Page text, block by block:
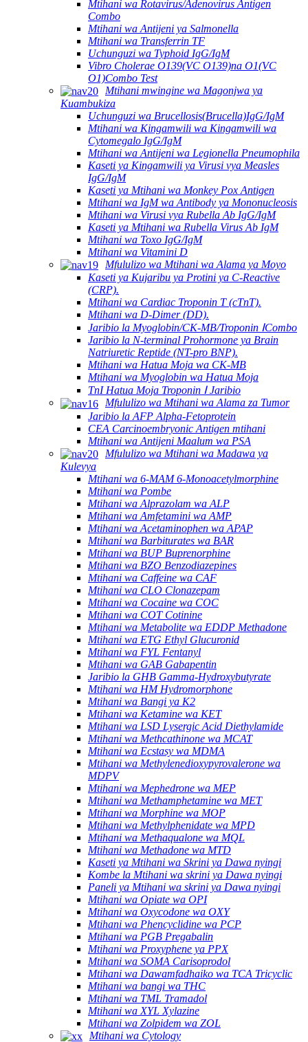
Mtihani wa Rotavirus/Adenovirus Antigen
Combo
Mtihani wa Antijeni ya Salmonella
Mtihani wa Transferrin TF
Uchunguzi wa Typhoid IgG/IgM
Vibro Cholerae O139(VC O139)na O1(VC
O1)Combo Test
Mtihani mwingine wa Magonjwa ya
Kuambukiza
Uchunguzi wa Brucellosis(Brucella)IgG/IgM
Mtihani wa Kingamwili wa Kingamwili wa
Cytomegalo IgG/IgM
Mtihani wa Antijeni wa Legionella Pneumophila
Kaseti ya Kingamwili ya Virusi vya Measles
IgG/IgM
Kaseti ya Mtihani wa Monkey Pox Antigen
Mtihani wa IgM wa Antibody ya Mononucleosis
Mtihani wa Virusi vya Rubella Ab IgG/IgM
Kaseti ya Mtihani wa Rubella Virus Ab IgM
Mtihani wa Toxo IgG/IgM
Mtihani wa Vitamini D
Mfululizo wa Mtihani wa Alama ya Moyo
Kaseti ya Kujaribu ya Protini ya C-Reactive
(CRP).
Mtihani wa Cardiac Troponin T (cTnT).
Mtihani wa D-Dimer (DD).
Jaribio la Myoglobin/CK-MB/Troponin ⅠCombo
Jaribio la N-terminal Prohormone ya Brain
Natriuretic Reptide (NT-pro BNP).
Mtihani wa Hatua Moja wa CK-MB
Mtihani wa Myoglobin wa Hatua Moja
TnI Hatua Moja Troponin Ⅰ Jaribio
Mfululizo wa Mtihani wa Alama za Tumor
Jaribio la AFP Alpha-Fetoprotein
CEA Carcinoembryonic Antigen mtihani
Mtihani wa Antijeni Maalum wa PSA
Mfululizo wa Mtihani wa Madawa ya
Kulevya
Mtihani wa 6-MAM 6-Monoacetylmorphine
Mtihani wa Pombe
Mtihani wa Alprazolam wa ALP
Mtihani wa Amfetamini wa AMP
Mtihani wa Acetaminophen wa APAP
Mtihani wa Barbiturates wa BAR
Mtihani wa BUP Buprenorphine
Mtihani wa BZO Benzodiazepines
Mtihani wa Caffeine wa CAF
Mtihani wa CLO Clonazepam
Mtihani wa Cocaine wa COC
Mtihani wa COT Cotinine
Mtihani wa Metabolite wa EDDP Methadone
Mtihani wa ETG Ethyl Glucuronid
Mtihani wa FYL Fentanyl
Mtihani wa GAB Gabapentin
Jaribio la GHB Gamma-Hydroxybutyrate
Mtihani wa HM Hydromorphone
Mtihani wa Bangi ya K2
Mtihani wa Ketamine wa KET
Mtihani wa LSD Lysergic Acid Diethylamide
Mtihani wa Methcathinone wa MCAT
Mtihani wa Ecstasy wa MDMA
Mtihani wa Methylenedioxypyrovalerone wa
MDPV
Mtihani wa Mephedrone wa MEP
Mtihani wa Methamphetamine wa MET
Mtihani wa Morphine wa MOP
Mtihani wa Methylphenidate wa MPD
Mtihani wa Methaqualone wa MQL
Mtihani wa Methadone wa MTD
Kaseti ya Mtihani wa Skrini ya Dawa nyingi
Kombe la Mtihani wa skrini ya Dawa nyingi
Paneli ya Mtihani wa skrini ya Dawa nyingi
Mtihani wa Opiate wa OPI
Mtihani wa Oxycodone wa OXY
Mtihani wa Phencyclidine wa PCP
Mtihani wa PGB Pregabalin
Mtihani wa Proxyphene ya PPX
Mtihani wa SOMA Carisoprodol
Mtihani wa Dawamfadhaiko wa TCA Tricyclic
Mtihani wa bangi wa THC
Mtihani wa TML Tramadol
Mtihani wa XYL Xylazine
Mtihani wa Zolpidem wa ZOL
Mtihani wa Cytology